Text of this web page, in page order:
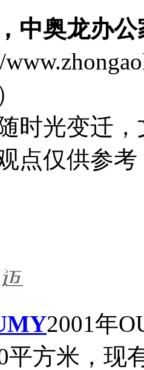
中奥龙办公
随时光变迁
点仅供参考
2001年
平方米，现